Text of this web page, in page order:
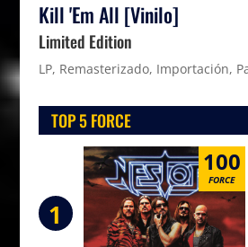
Kill 'Em All [Vinilo]
Limited Edition
LP, Remasterizado, Importación,
TOP 5 FORCE
1
100
FORCE